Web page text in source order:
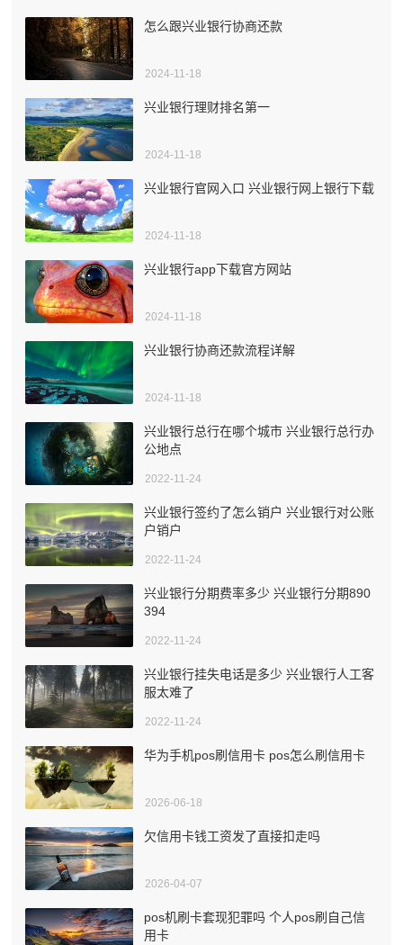
怎么跟兴业银行协商还款
2024-11-18
兴业银行理财排名第一
2024-11-18
兴业银行官网入口 兴业银行网上银行下载
2024-11-18
兴业银行app下载官方网站
2024-11-18
兴业银行协商还款流程详解
2024-11-18
兴业银行总行在哪个城市 兴业银行总行办
公地点
2022-11-24
兴业银行签约了怎么销户 兴业银行对公账
户销户
2022-11-24
兴业银行分期费率多少 兴业银行分期890
394
2022-11-24
兴业银行挂失电话是多少 兴业银行人工客
服太难了
2022-11-24
华为手机pos刷信用卡 pos怎么刷信用卡
2026-06-18
欠信用卡钱工资发了直接扣走吗
2026-04-07
pos机刷卡套现犯罪吗 个人pos刷自己信
用卡